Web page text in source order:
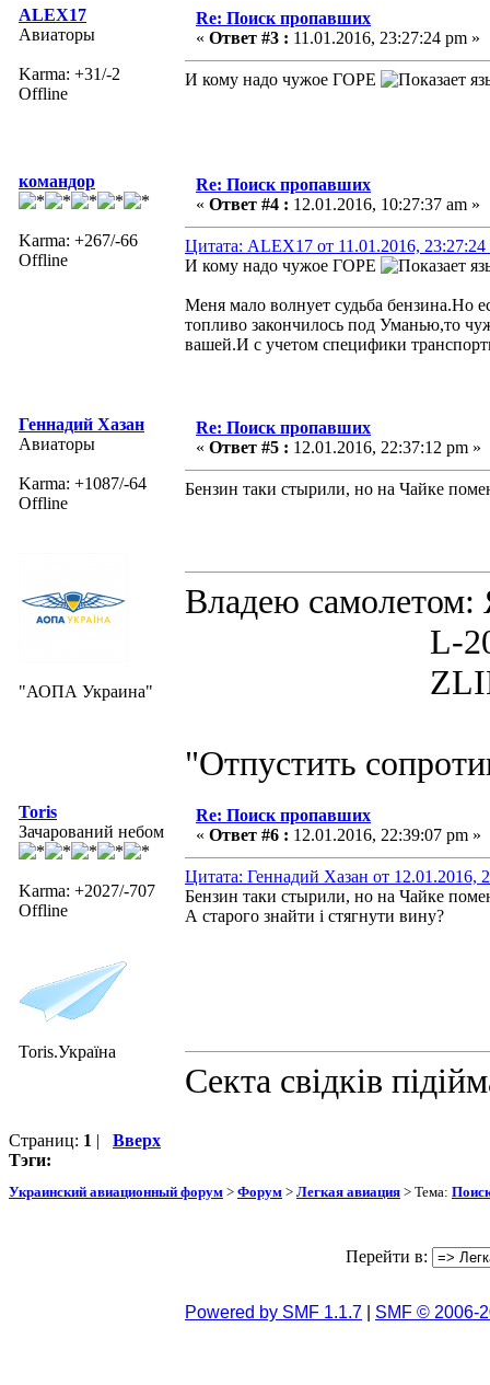
ALEX17
Авиаторы
Karma: +31/-2
Offline
Re: Поиск пропавших
« Ответ #3 : 11.01.2016, 23:27:24 pm »
И кому надо чужое ГОРЕ
командор
Karma: +267/-66
Offline
Re: Поиск пропавших
« Ответ #4 : 12.01.2016, 10:27:37 am »
Цитата: ALEX17 от 11.01.2016, 23:27:24
И кому надо чужое ГОРЕ
Меня мало волнует судьба бензина.Но
топливо закончилось под Уманью,то
вашей.И с учетом специфики
Геннадий Хазан
Авиаторы
Karma: +1087/-64
Offline
"АОПА Украина"
Re: Поиск пропавших
« Ответ #5 : 12.01.2016, 22:37:12 pm »
Бензин таки стырили, но на Чайке
Владею
L-200D
ZLIN 526
"Отпустить
Toris
Зачарований небом
Karma: +2027/-707
Offline
Toris.Україна
Re: Поиск пропавших
« Ответ #6 : 12.01.2016, 22:39:07 pm »
Цитата: Геннадий Хазан от 12.01.2016,
Бензин таки стырили, но на Чайке
А старого знайти і стягнути вину?
Секта свідків
Страниц: 1 | Вверх
Тэги:
Украинский авиационный форум > Форум > Легкая авиация > Тема:
Перейти в:
Powered by SMF 1.1.7 SMF © 2006-